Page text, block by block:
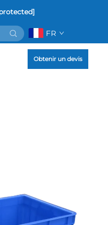
FR
Obtenir un devis